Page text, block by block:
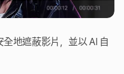
地遮蔽影片，並以 AI 自